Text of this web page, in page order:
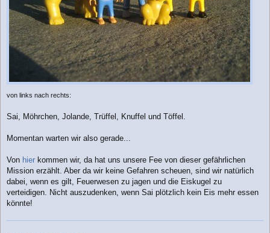
von links nach rechts:
Sai, Möhrchen, Jolande, Trüffel, Knuffel und Töffel.
Momentan warten wir also gerade...
Von hier kommen wir, da hat uns unsere Fee von dieser gefährlichen
Mission erzählt. Aber da wir keine Gefahren scheuen, sind wir natürlich
dabei, wenn es gilt, Feuerwesen zu jagen und die Eiskugel zu
verteidigen. Nicht auszudenken, wenn Sai plötzlich kein Eis mehr essen
könnte!